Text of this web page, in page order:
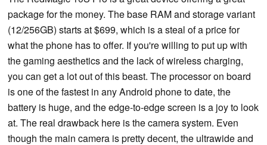
package for the money. The base RAM and storage variant
(12/256GB) starts at $699, which is a steal of a price for
what the phone has to offer. If you're willing to put up with
the gaming aesthetics and the lack of wireless charging,
you can get a lot out of this beast. The processor on board
is one of the fastest in any Android phone to date, the
battery is huge, and the edge-to-edge screen is a joy to look
at. The real drawback here is the camera system. Even
though the main camera is pretty decent, the ultrawide and